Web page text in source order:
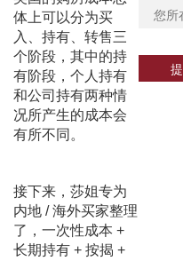
体上可以分为买
入、持有、转售三
个阶段，其中的持
有阶段，个人持有
和公司持有两种情
况所产生的成本会
有所不同。
接下来，莎姐专为
内地 / 海外买家整理
了，一次性成本 +
长期持有 + 按揭 +